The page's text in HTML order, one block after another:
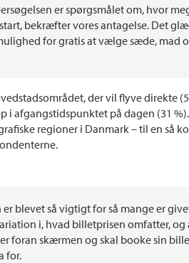
er spørgsmålet om, hvor
bekræfter vores antagelse. Det
for gratis at vælge sæde, mad
der vil flyve direkte
i afgangstidspunktet på dagen (31
regioner i Danmark – til en så
blevet så vigtigt for så mange er
i, hvad billetprisen omfatter,
foran skærmen og skal booke sin
for.